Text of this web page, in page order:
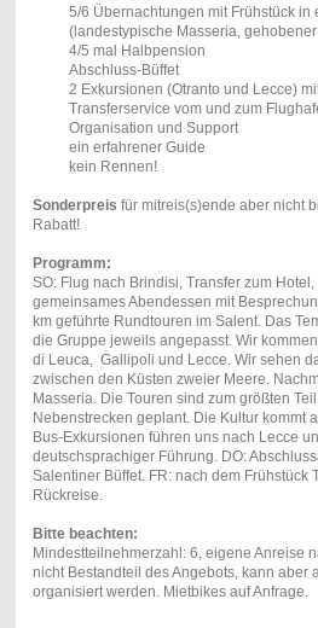
5/6 Übernachtungen mit Frühstück in
(landestypische Masseria,
4/5 mal Halbpension
Abschluss-Büffet
2 Exkursionen (Otranto und Lecce)
Transferservice vom und zum
Organisation und Support
ein erfahrener Guide
kein Rennen!
Sonderpreis für mitreis(s)ende aber nicht
Rabatt!
Programm:
SO: Flug nach Brindisi, Transfer zum
gemeinsames Abendessen mit
km geführte Rundtouren im Salent. Das
die Gruppe jeweils angepasst. Wir
di Leuca, Gallipoli und Lecce. Wir sehen
zwischen den Küsten zweier Meere.
Masseria. Die Touren sind zum größten
Nebenstrecken geplant. Die Kultur kommt
Bus-Exkursionen führen uns nach Lecce
deutschsprachiger Führung. DO:
Salentiner Büffet. FR: nach dem Frühstück
Rückreise.
Bitte beachten:
Mindestteilnehmerzahl: 6, eigene Anreise
nicht Bestandteil des Angebots, kann aber
organisiert werden. Mietbikes auf Anfrage.